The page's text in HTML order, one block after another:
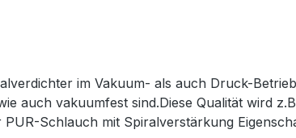
auch vakuumfest sind.Diese Qualität wird